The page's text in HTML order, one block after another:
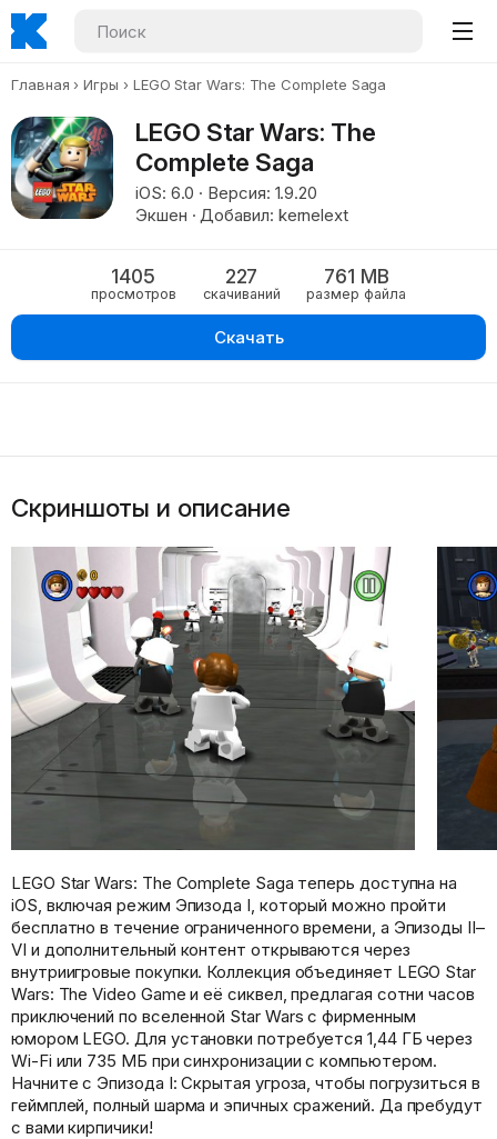
Главная Игры LEGO Star Wars: The Complete Saga
LEGO Star Wars: The
Complete Saga
iOS: 6.0 · Версия: 1.9.20
Экшен · Добавил: kernelext
1405
просмотров
227
скачиваний
761 MB
размер файла
Скачать
Скриншоты и описание
LEGO Star Wars: The Complete Saga теперь доступна на
iOS, включая режим Эпизода I, который можно пройти
бесплатно в течение ограниченного времени, а Эпизоды II–
VI и дополнительный контент открываются через
внутриигровые покупки. Коллекция объединяет LEGO Star
Wars: The Video Game и её сиквел, предлагая сотни часов
приключений по вселенной Star Wars с фирменным
юмором LEGO. Для установки потребуется 1,44 ГБ через
Wi-Fi или 735 МБ при синхронизации с компьютером.
Начните с Эпизода I: Скрытая угроза, чтобы погрузиться в
геймплей, полный шарма и эпичных сражений. Да пребудут
с вами кирпичики!